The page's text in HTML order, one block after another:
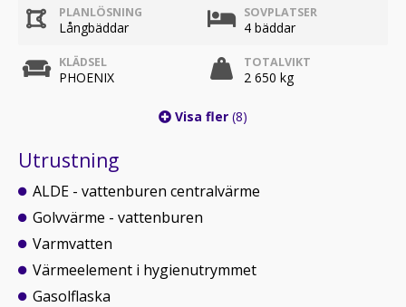
PLANLÖSNING
Långbäddar
SOVPLATSER
4 bäddar
KLÄDSEL
PHOENIX
TOTALVIKT
2 650 kg
Visa fler (8)
Utrustning
ALDE - vattenburen centralvärme
Golvvärme - vattenburen
Varmvatten
Värmeelement i hygienutrymmet
Gasolflaska